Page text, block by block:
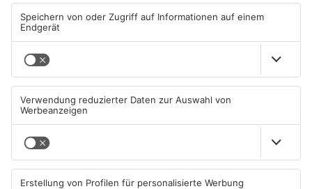
ANZEIGE
Mehr aus
Primaveraland
TOPNEWS TOPNEWS